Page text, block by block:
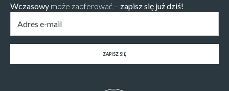
Wczasowy może zaoferować – zapisz się już dziś!
Email
ZAPISZ SIĘ